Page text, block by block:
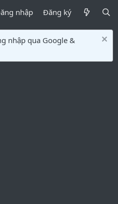
nhập Đăng ký
nhập qua Google &